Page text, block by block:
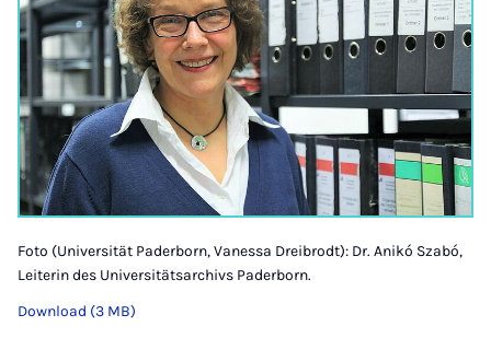
Foto (Universität Paderborn, Vanessa Dreibrodt): Dr. Anikó Szabó,
Leiterin des Universitätsarchivs Paderborn.
Download (3 MB)